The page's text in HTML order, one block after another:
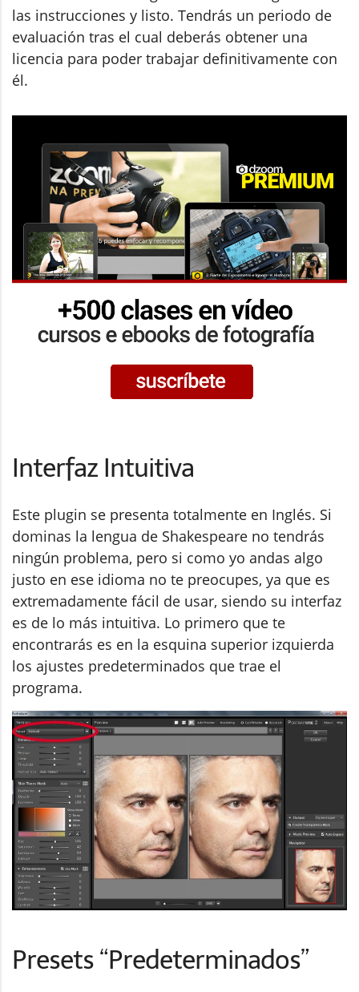
las instrucciones y listo. Tendrás un periodo de
evaluación tras el cual deberás obtener una
licencia para poder trabajar definitivamente con
él.
Interfaz Intuitiva
Este plugin se presenta totalmente en Inglés. Si
dominas la lengua de Shakespeare no tendrás
ningún problema, pero si como yo andas algo
justo en ese idioma no te preocupes, ya que es
extremadamente fácil de usar, siendo su interfaz
es de lo más intuitiva. Lo primero que te
encontrarás es en la esquina superior izquierda
los ajustes predeterminados que trae el
programa.
Presets “Predeterminados”